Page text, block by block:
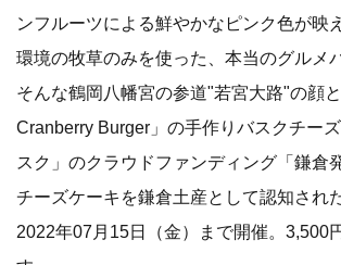
ンフルーツによる鮮やかなピンク色が映
環境の牧草のみを使った、本当のグルメ
そんな鶴岡八幡宮の参道"若宮大路"の顔
Cranberry Burger」の手作りバスクチー
スク」のクラウドファンディング「鎌倉
チーズケーキを鎌倉土産として認知され
2022年07月15日（金）まで開催。3,500